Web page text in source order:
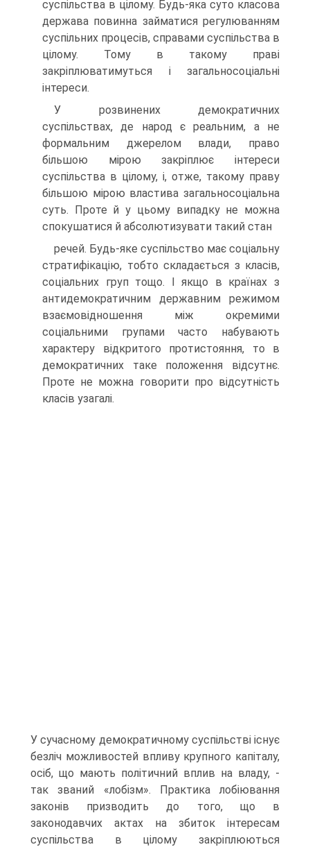
суспільства в цілому. Будь-яка суто класова
держава повинна займатися регулюванням
суспільних процесів, справами суспільства в
цілому. Тому в такому праві
закріплюватимуться і загальносоціальні
інтереси.
У розвинених демократичних
суспільствах, де народ є реаль­ним, а не
формальним джерелом влади, право
більшою мірою закріплює інтереси
суспільства в цілому, і, отже, такому праву
більшою мірою властива загальносоціальна
суть. Проте й у цьо­му випадку не можна
спокушатися й абсолютизувати такий стан
речей. Будь-яке суспільство має соціальну
стратифікацію, тобто складається з класів,
соціальних груп тощо. І якщо в країнах з
антидемократичним державним режимом
взаємовідношення між окремими
соціальними групами часто набувають
характеру відкритого протистояння, то в
демократичних таке положен­ня відсутнє.
Проте не можна говорити про відсутність
класів узагалі.
У сучасному демократичному суспільстві існує
безліч можливостей впливу крупного капіталу,
осіб, що мають політич­ний вплив на владу, -
так званий «лобізм». Практика лобіювання
законів призводить до того, що в
законодавчих актах на збиток інтересам
суспільства в цілому закріплюються